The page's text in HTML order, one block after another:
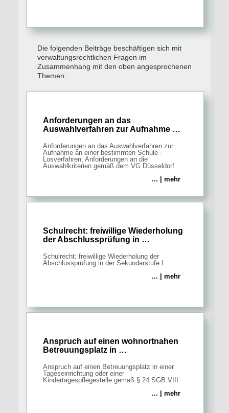
Die folgenden Beiträge beschäftigen sich mit
verwaltungsrechtlichen Fragen im
Zusammenhang mit den oben angesprochenen
Themen:
Anforderungen an das
Auswahlverfahren zur Aufnahme …
Anforderungen an das Auswahlverfahren zur
Aufnahme an einer bestimmten Schule -
Losverfahren, Anforderungen an die
Auswahlkriterien gemäß dem VG Düsseldorf
... | mehr
Schulrecht: freiwillige Wiederholung
der Abschlussprüfung in …
Schulrecht: freiwillige Wiederholung der
Abschlussprüfung in der Sekundarstufe I
... | mehr
Anspruch auf einen wohnortnahen
Betreuungsplatz in …
Anspruch auf einen Betreuungsplatz in einer
Tageseinrichtung oder einer
Kindertagespflegestelle gemäß § 24 SGB VIII
... | mehr